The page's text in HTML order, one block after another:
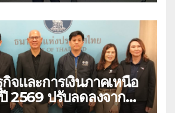
จและการเงินภาคเหนือ
2569 ปรับลดลงจาก